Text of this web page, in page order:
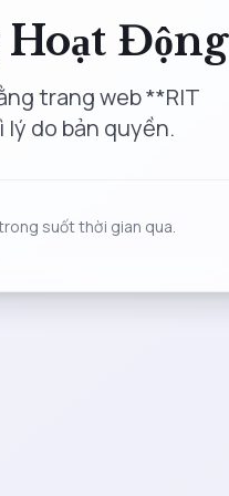
Động
trang web **RIT
do bản quyền.
suốt thời gian qua.